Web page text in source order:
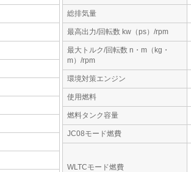
総排気量
最高出力/回転数 kw（ps）/rpm
最大トルク/回転数 n・m（kg・
m）/rpm
環境対策エンジン
使用燃料
燃料タンク容量
JC08モード燃費
WLTCモード燃費